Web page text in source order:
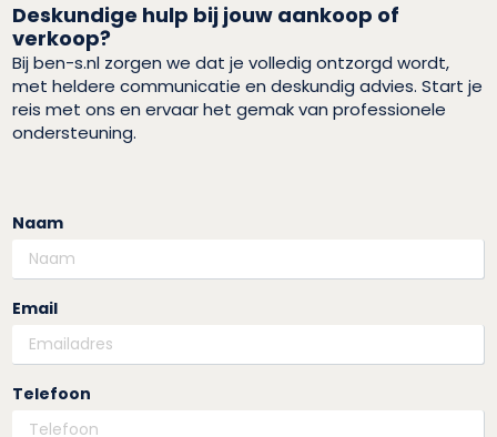
Deskundige hulp bij jouw aankoop of
verkoop?
Bij ben-s.nl zorgen we dat je volledig ontzorgd wordt,
met heldere communicatie en deskundig advies. Start je
reis met ons en ervaar het gemak van professionele
ondersteuning.
Naam
Email
Telefoon